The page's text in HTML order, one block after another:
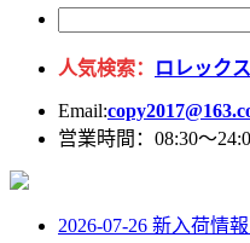
人気検索： ロレック
Email:
営業時間：08:30～
2026-07-26 新入荷情